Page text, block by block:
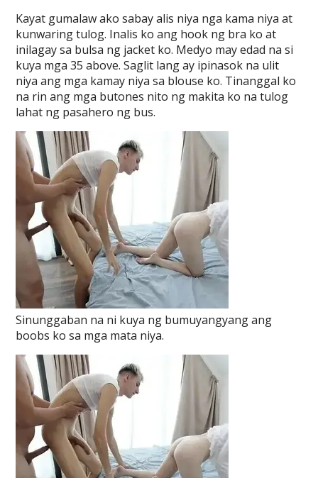
Kayat gumalaw ako sabay alis niya nga kama niya at
kunwaring tulog. Inalis ko ang hook ng bra ko at
inilagay sa bulsa ng jacket ko. Medyo may edad na si
kuya mga 35 above. Saglit lang ay ipinasok na ulit
niya ang mga kamay niya sa blouse ko. Tinanggal ko
na rin ang mga butones nito ng makita ko na tulog
lahat ng pasahero ng bus.
Sinunggaban na ni kuya ng bumuyangyang ang
boobs ko sa mga mata niya.